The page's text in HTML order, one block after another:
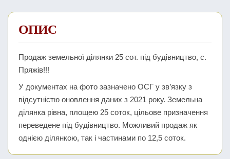
ОПИС
Продаж земельної ділянки 25 сот. під будівництво, с.
Пряжів!!!
У документах на фото зазначено ОСГ у зв’язку з
відсутністю оновлення даних з 2021 року. Земельна
ділянка рівна, площею 25 соток, цільове призначення
переведене під будівництво. Можливий продаж як
однією ділянкою, так і частинами по 12,5 соток.